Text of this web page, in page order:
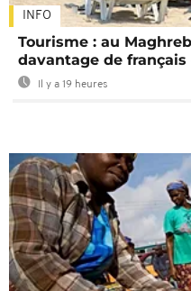
INFO
Tourisme : au
davantage de français
Il y a 19 heures